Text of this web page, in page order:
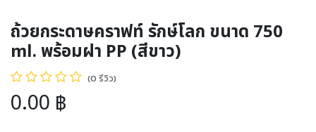
ถ้วยกระดาษคราฟท์ รักษ์โลก ขนาด 750
ml. พร้อมฝา PP (สีขาว)
(0 รีวิว)
0.00 ฿